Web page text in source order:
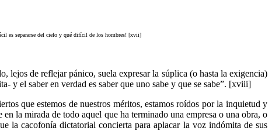
es separarse del cielo y qué difícil de los hombres! [xvii]
lejos de reflejar pánico, suela expresar la súplica (o hasta la exigencia)
y el saber en verdad es saber que uno sabe y que se sabe”. [xviii]
que estemos de nuestros méritos, estamos roídos por la inquietud y
la mirada de todo aquel que ha terminado una empresa o una obra, o
la cacofonía dictatorial concierta para aplacar la voz indómita de sus